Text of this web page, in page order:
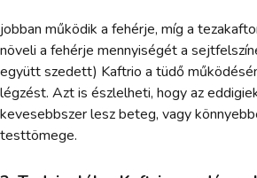
jobban működik a fehérje, míg a
növeli a fehérje mennyiségét a
együtt szedett) Kaftrio a tüdő
légzést. Azt is észlelheti, hogy az
kevesebbszer lesz beteg, vagy
testtömege.